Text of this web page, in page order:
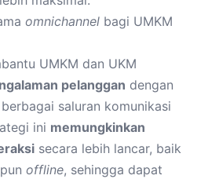
omnichannel bagi UMKM
UMKM dan UKM
pelanggan dengan
saluran komunikasi
ini memungkinkan
secara lebih lancar, baik
offline, sehingga dapat